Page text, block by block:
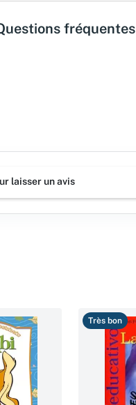
fréquentes
laisser un avis
Très bon